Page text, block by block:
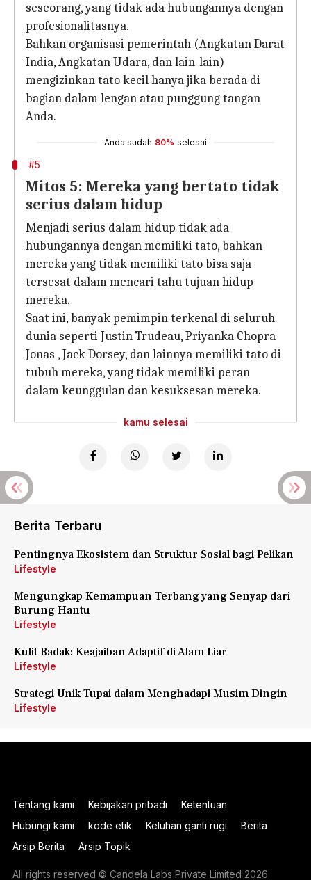
seseorang, yang tidak ada hubungannya dengan
profesionalitasnya.
Bahkan organisasi pemerintah (Angkatan Darat
India, Angkatan Udara, dan lain-lain)
mengizinkan tato kecil hanya jika berada di
bagian dalam lengan atau punggung tangan
Anda.
Anda sudah 80% selesai
#5
Mitos 5: Mereka yang bertato tidak
serius dalam hidup
Menjadi serius dalam hidup tidak ada
hubungannya dengan memiliki tato, bahkan
mereka yang tidak memiliki tato bisa saja
tersesat dalam mencari tahu tujuan hidup
mereka.
Saat ini, banyak pemimpin terkenal di seluruh
dunia seperti Justin Trudeau, Priyanka Chopra
Jonas , Jack Dorsey, dan lainnya memiliki tato di
tubuh mereka, yang tidak memiliki peran
dalam keunggulan dan kesuksesan mereka.
kamu selesai
Berita Terbaru
Pentingnya Ekosistem dan Struktur Sosial bagi Pelikan
Lifestyle
Mengungkap Kemampuan Terbang yang Senyap dari
Burung Hantu
Lifestyle
Kulit Badak: Keajaiban Adaptif di Alam Liar
Lifestyle
Strategi Unik Tupai dalam Menghadapi Musim Dingin
Lifestyle
Tentang kami Kebijakan pribadi
Ketentuan
Hubungi kami
kode etik Keluhan ganti rugi
Berita
Arsip Berita
Arsip Topik
All rights reserved © Candela Labs Private Limited 2026